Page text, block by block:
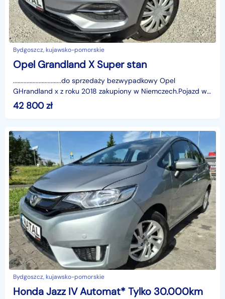
Bydgoszcz, kujawsko-pomorskie
Opel Grandland X Super stan
................................do sprzedaży bezwypadkowy Opel
GHrandland x z roku 2018 zakupiony w Niemczech.Pojazd w
ładnym szarym kolorze..Blacharka bardzo ł
42 800zł
Bydgoszcz, kujawsko-pomorskie
Honda Jazz IV Automat* Tylko 30.000km